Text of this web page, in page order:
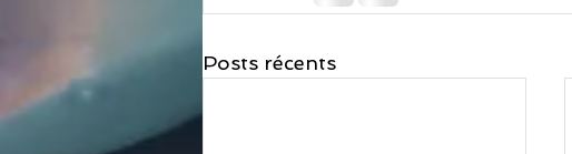
Posts récents